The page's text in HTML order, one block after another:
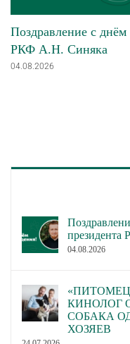
Поздравление с
РКФ А.Н. Синяка
04.08.2026
04.08.2026
«ПИТОМЕЦ
КИНОЛОГ
СОБАКА
ХОЗЯЕВ